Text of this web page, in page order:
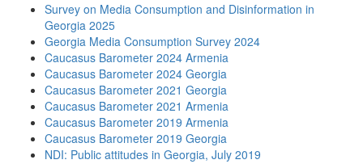
Survey on Media Consumption and Disinformation in
Georgia 2025
Georgia Media Consumption Survey 2024
Caucasus Barometer 2024 Armenia
Caucasus Barometer 2024 Georgia
Caucasus Barometer 2021 Georgia
Caucasus Barometer 2021 Armenia
Caucasus Barometer 2019 Armenia
Caucasus Barometer 2019 Georgia
NDI: Public attitudes in Georgia, July 2019